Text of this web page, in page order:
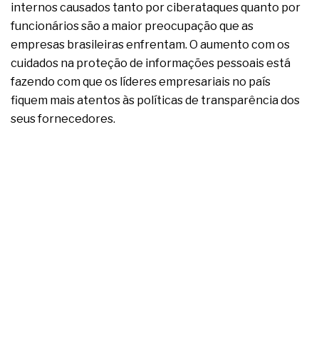
internos causados tanto por ciberataques quanto por
funcionários são a maior preocupação que as
empresas brasileiras enfrentam. O aumento com os
cuidados na proteção de informações pessoais está
fazendo com que os líderes empresariais no país
fiquem mais atentos às políticas de transparência dos
seus fornecedores.